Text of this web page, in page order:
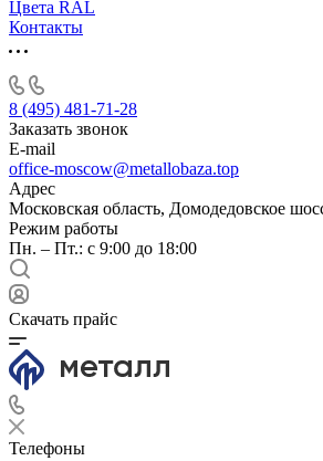
Цвета RAL
Контакты
8 (495) 481-71-28
Заказать звонок
E-mail
office-moscow@metallobaza.top
Адрес
Московская область, Домодедовское
Режим работы
Пн. – Пт.: с 9:00 до 18:00
Скачать прайс
Телефоны